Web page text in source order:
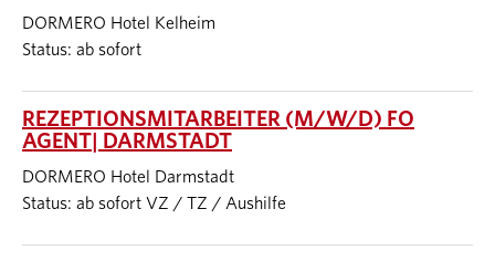
DORMERO Hotel Kelheim
Status: ab sofort
REZEPTIONSMITARBEITER (M/W/D) FO
AGENT| DARMSTADT
DORMERO Hotel Darmstadt
Status: ab sofort VZ / TZ / Aushilfe